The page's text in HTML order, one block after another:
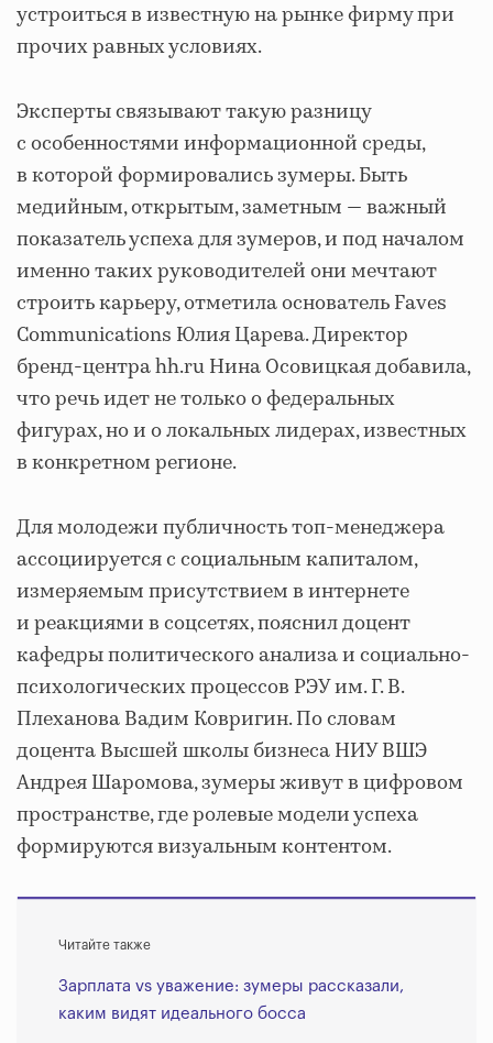
устроиться в известную на рынке фирму при
прочих равных условиях.
Эксперты связывают такую разницу
с особенностями информационной среды,
в которой формировались зумеры. Быть
медийным, открытым, заметным — важный
показатель успеха для зумеров, и под началом
именно таких руководителей они мечтают
строить карьеру, отметила основатель Faves
Communications Юлия Царева. Директор
бренд-центра hh.ru Нина Осовицкая добавила,
что речь идет не только о федеральных
фигурах, но и о локальных лидерах, известных
в конкретном регионе.
Для молодежи публичность топ-менеджера
ассоциируется с социальным капиталом,
измеряемым присутствием в интернете
и реакциями в соцсетях, пояснил доцент
кафедры политического анализа и социально-
психологических процессов РЭУ им. Г. В.
Плеханова Вадим Ковригин. По словам
доцента Высшей школы бизнеса НИУ ВШЭ
Андрея Шаромова, зумеры живут в цифровом
пространстве, где ролевые модели успеха
формируются визуальным контентом.
Читайте также
Зарплата vs уважение: зумеры рассказали,
каким видят идеального босса